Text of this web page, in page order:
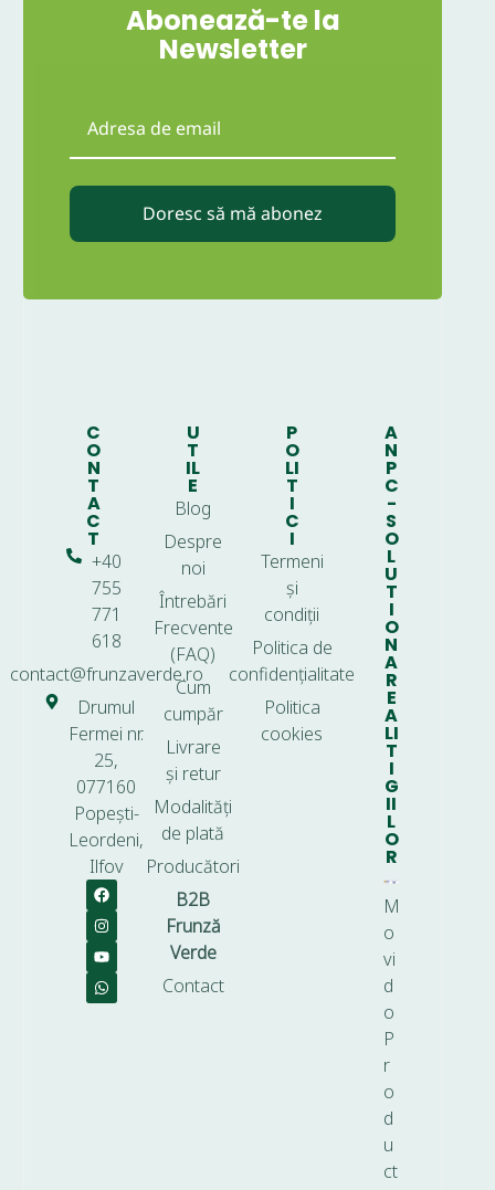
Abonează-te la
Newsletter
Doresc să mă abonez
C
O
N
T
A
C
T
+40
755
771
618
contact@frunzaverde.ro
Drumul
Fermei nr.
25,
077160
Popești-
Leordeni,
Ilfov
U
T
IL
E
Blog
Despre
noi
Întrebări
Frecvente
(FAQ)
Cum
cumpăr
Livrare
și retur
Modalități
de plată
Producători
B2B
Frunză
Verde
Contact
P
O
LI
T
I
C
I
Termeni
și
condiții
Politica de
confidențialitate
Politica
cookies
A
N
P
C
-
S
O
L
U
T
I
O
N
A
R
E
A
LI
T
I
G
II
L
O
R
M
o
vi
d
o
P
r
o
d
u
ct